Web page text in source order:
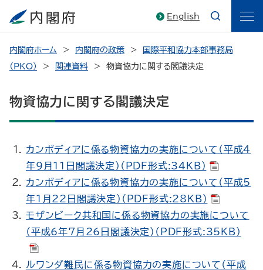
English
内閣府ホーム 内閣府の政策
国際平和協力本部事務局
（PKO）
関連資料 物資協力に関する閣議決定
物資協力に関する閣議決定
カンボディアに係る物資協力の実施について（平成4
年9月11日閣議決定）（PDF形式:34KB）
カンボディアに係る物資協力の実施について（平成5
年1月22日閣議決定）（PDF形式:28KB）
モザンビーク共和国に係る物資協力の実施について
（平成6年7月26日閣議決定）（PDF形式:35KB）
ルワンダ難民に係る物資協力の実施について（平成